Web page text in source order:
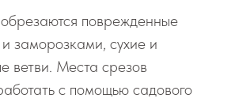
поврежденные
заморозками, сухие и
ветви. Места срезов
с помощью садового